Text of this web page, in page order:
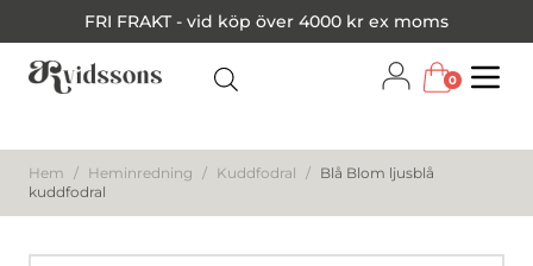
FRI FRAKT - vid köp över 4000 kr ex moms
0
Hem / Heminredning / Kuddfodral / Blå Blom ljusblå
kuddfodral